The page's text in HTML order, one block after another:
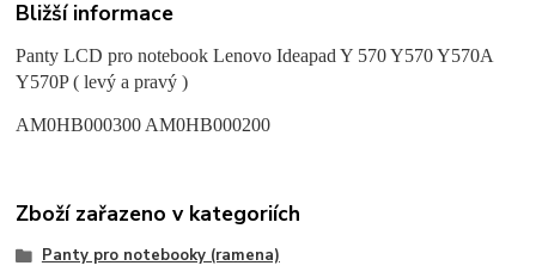
Bližší informace
Panty LCD pro notebook Lenovo Ideapad Y 570 Y570 Y570A
Y570P ( levý a pravý )
AM0HB000300 AM0HB000200
Zboží zařazeno v kategoriích
Panty pro notebooky (ramena)